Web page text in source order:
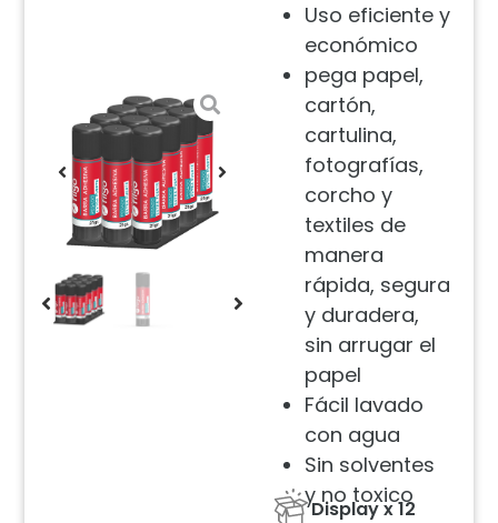
Uso eficiente y
económico
pega papel,
cartón,
cartulina,
fotografías,
corcho y
textiles de
manera
rápida, segura
y duradera,
sin arrugar el
papel
Fácil lavado
con agua
Sin solventes
y no toxico
Display x 12